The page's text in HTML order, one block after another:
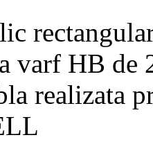
varf HB de
realizata